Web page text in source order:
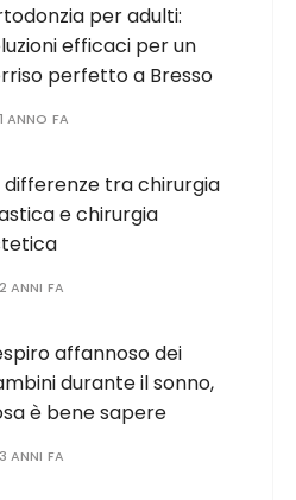
per adulti:
efficaci per un
perfetto a Bresso
1 ANNO FA
differenze tra chirurgia
e chirurgia
2 ANNI FA
affannoso dei
durante il sonno,
è bene sapere
3 ANNI FA